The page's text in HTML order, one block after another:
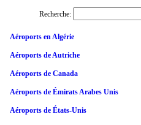
Recherche:
Aéroports en Algérie
Aéroports de Autriche
Aéroports de Canada
Aéroports de Émirats Arabes Unis
Aéroports de États-Unis